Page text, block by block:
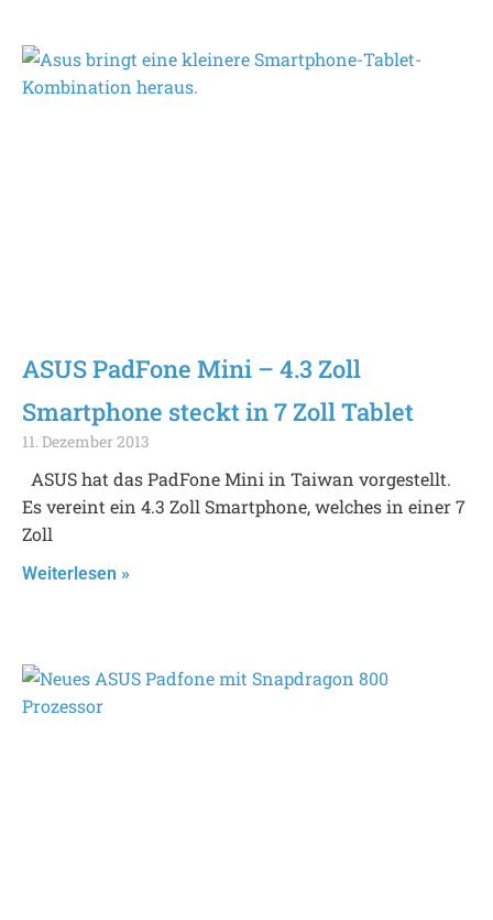
ASUS PadFone Mini – 4.3 Zoll
Smartphone steckt in 7 Zoll Tablet
11. Dezember 2013
ASUS hat das PadFone Mini in Taiwan vorgestellt.
Es vereint ein 4.3 Zoll Smartphone, welches in einer 7
Zoll
Weiterlesen »